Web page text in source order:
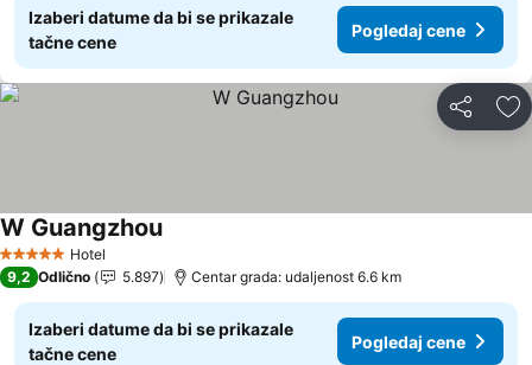
Izaberi datume da bi se prikazale
tačne cene
Pogledaj cene
Deli
5 ZvezdiceHotel
W GuangzhouPogledaj cene
9,2 Odlično 5.897 Centar grada: udaljenost 6.6 km
Izaberi datume da bi se prikazale
tačne cene
Pogledaj cene